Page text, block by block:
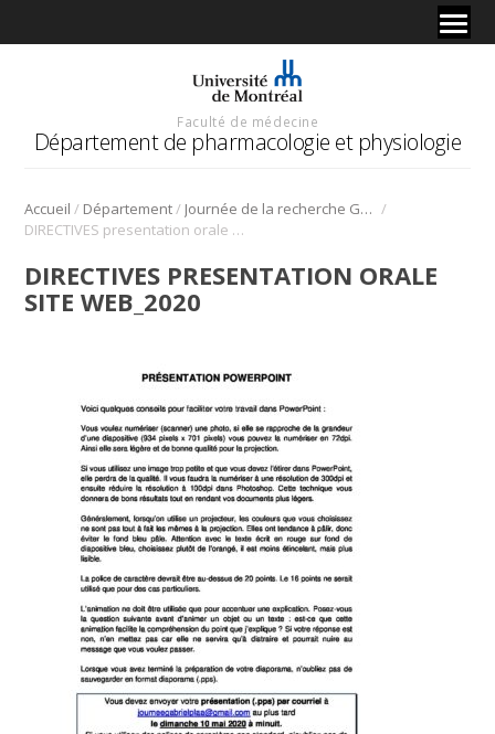
Faculté de médecine
Département de pharmacologie et physiologie
Accueil / Département/ Journée de la recherche Gabriel L. Plaa /
DIRECTIVES presentation orale site Web_2020
DIRECTIVES PRESENTATION ORALE
SITE WEB_2020